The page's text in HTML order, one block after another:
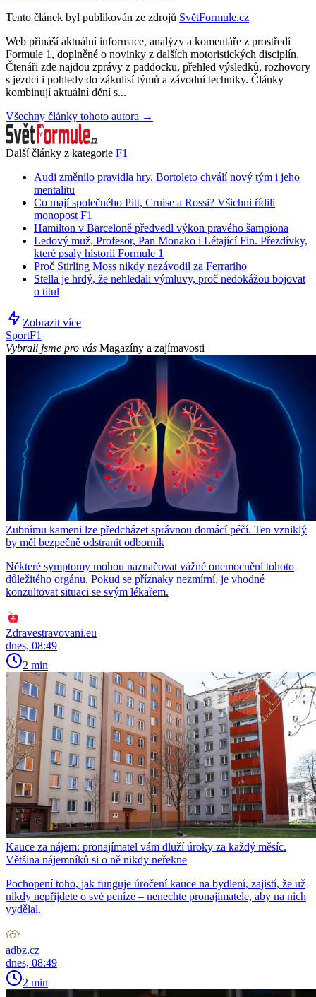
Tento článek byl publikován ze zdrojů SvětFormule.cz
Web přináší aktuální informace, analýzy a komentáře z prostředí
Formule 1, doplněné o novinky z dalších motoristických disciplín.
Čtenáři zde najdou zprávy z paddocku, přehled výsledků, rozhovory
s jezdci i pohledy do zákulisí týmů a závodní techniky. Články
kombinují aktuální dění s...
Všechny články tohoto autora →
Další články z kategorie F1
Audi změnilo pravidla hry. Bortoleto chválí nový tým i jeho
mentalitu
Co mají společného Pitt, Cruise a Rossi? Všichni řídili
monopost F1
Hamilton v Barceloně předvedl výkon pravého šampiona
Ledový muž, Profesor, Pan Monako i Létající Fin. Přezdívky,
které psaly historii Formule 1
Proč Stirling Moss nikdy nezávodil za Ferrariho
Stella je hrdý, že nehledali výmluvy, proč nedokážou bojovat
o titul
Zobrazit více
SportF1
Vybrali jsme pro vás Magazíny a zajímavosti
Zubnímu kameni lze předcházet správnou domácí péčí. Ten vzniklý
by měl bezpečně odstranit odborník
Některé symptomy mohou naznačovat vážné onemocnění tohoto
důležitého orgánu. Pokud se příznaky nezmírní, je vhodné
konzultovat situaci se svým lékařem.
Zdravestravovani.eu
dnes, 08:49
2 min
Kauce za nájem: pronajímatel vám dluží úroky za každý měsíc.
Většina nájemníků si o ně nikdy neřekne
Pochopení toho, jak funguje úročení kauce na bydlení, zajistí, že už
nikdy nepřijdete o své peníze – nenechte pronajímatele, aby na nich
vydělal.
adbz.cz
dnes, 08:49
2 min